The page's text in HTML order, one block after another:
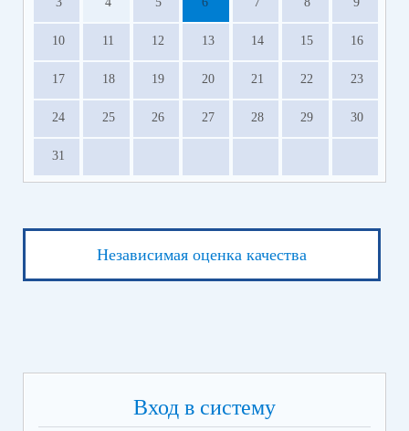
10 11 12 13 14 15 16
17 18 19 20 21 22 23
24 25 26 27 28 29 30
31
Независимая оценка качества
Вход в систему